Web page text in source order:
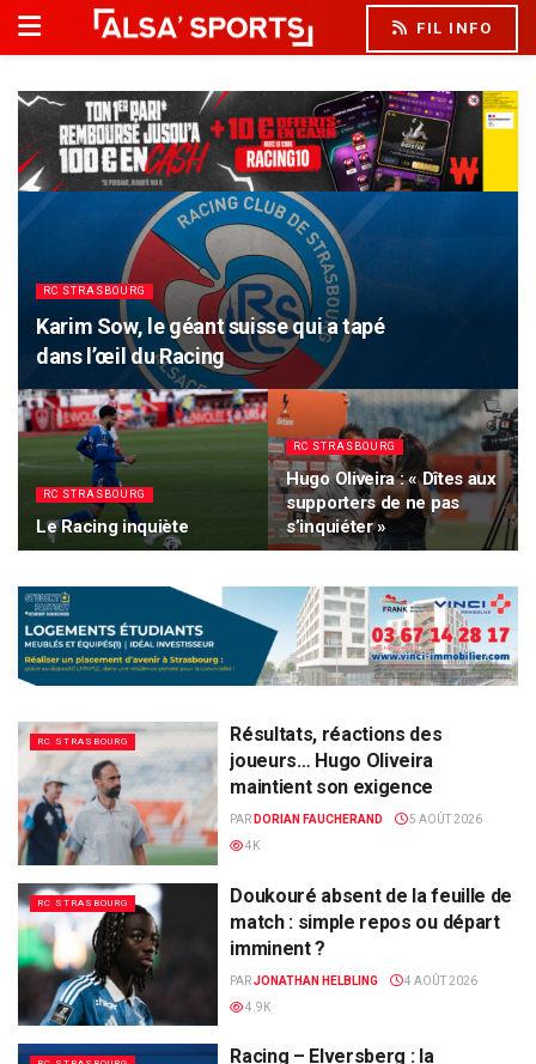
FIL INFO
RC STRASBOURG
Karim Sow, le géant suisse qui a tapé
dans l’œil du Racing
RC STRASBOURG
Le Racing inquiète
RC STRASBOURG
Hugo Oliveira : « Dîtes aux
supporters de ne pas
s’inquiéter »
RC STRASBOURG
Résultats, réactions des
joueurs… Hugo Oliveira
maintient son exigence
PAR DORIAN FAUCHERAND
5 AOÛT 2026
4K
RC STRASBOURG
Doukouré absent de la feuille de
match : simple repos ou départ
imminent ?
PARJONATHAN HELBLING
4 AOÛT 2026
4.9K
Racing – Elversberg : la